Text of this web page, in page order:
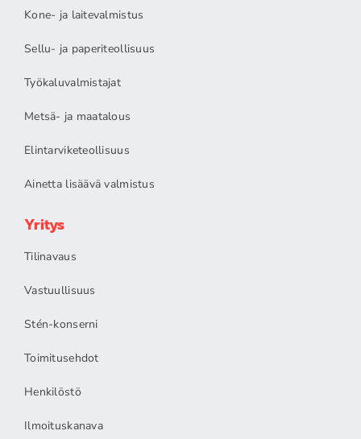
Kone- ja laitevalmistus
Sellu- ja paperiteollisuus
Työkaluvalmistajat
Metsä- ja maatalous
Elintarviketeollisuus
Ainetta lisäävä valmistus
Yritys
Tilinavaus
Vastuullisuus
Stén-konserni
Toimitusehdot
Henkilöstö
Ilmoituskanava